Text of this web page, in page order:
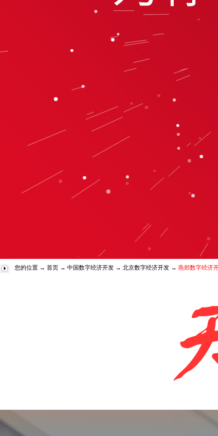
您的位置 → 首页 → 中国数字经济开发 → 北京数字经济开发 → 燕郊数字经济